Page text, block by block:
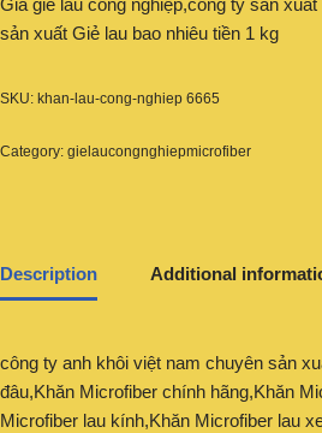
Giá giẻ lau công nghiệp,công ty sản
sản xuất Giẻ lau bao nhiêu tiền 1 kg
SKU: khan-lau-cong-nghiep 6665
Category: gielaucongnghiepmicrofiber
Description Additional
công ty anh khôi việt nam chuyên sản
đâu,Khăn Microfiber chính hãng,Khăn
Microfiber lau kính,Khăn Microfiber lau